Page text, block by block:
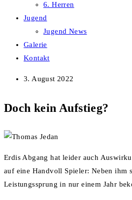
6. Herren
Jugend
Jugend News
Galerie
Kontakt
3. August 2022
Doch kein Aufstieg?
Erdis Abgang hat leider auch
auf eine Handvoll Spieler: Neben
Leistungssprung in nur einem Jahr